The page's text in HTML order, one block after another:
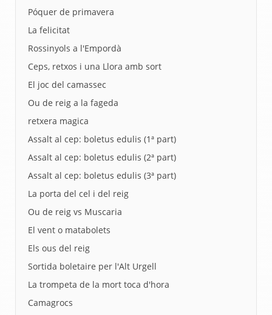
Póquer de primavera
La felicitat
Rossinyols a l'Empordà
Ceps, retxos i una Llora amb sort
El joc del camassec
Ou de reig a la fageda
retxera magica
Assalt al cep: boletus edulis (1ª part)
Assalt al cep: boletus edulis (2ª part)
Assalt al cep: boletus edulis (3ª part)
La porta del cel i del reig
Ou de reig vs Muscaria
El vent o matabolets
Els ous del reig
Sortida boletaire per l'Alt Urgell
La trompeta de la mort toca d'hora
Camagrocs